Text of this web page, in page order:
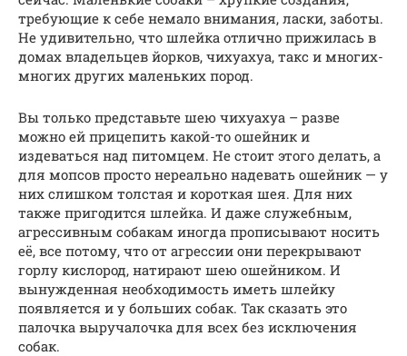
требующие к себе немало внимания, ласки, заботы.
Не удивительно, что шлейка отлично прижилась в
домах владельцев йорков, чихуахуа, такс и многих-
многих других маленьких пород.
Вы только представьте шею чихуахуа – разве
можно ей прицепить какой-то ошейник и
издеваться над питомцем. Не стоит этого делать, а
для мопсов просто нереально надевать ошейник — у
них слишком толстая и короткая шея. Для них
также пригодится шлейка. И даже служебным,
агрессивным собакам иногда прописывают носить
её, все потому, что от агрессии они перекрывают
горлу кислород, натирают шею ошейником. И
вынужденная необходимость иметь шлейку
появляется и у больших собак. Так сказать это
палочка выручалочка для всех без исключения
собак.